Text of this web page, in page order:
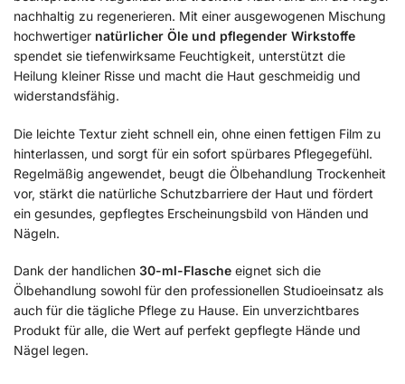
nachhaltig zu regenerieren. Mit einer ausgewogenen Mischung
hochwertiger natürlicher Öle und pflegender Wirkstoffe
spendet sie tiefenwirksame Feuchtigkeit, unterstützt die
Heilung kleiner Risse und macht die Haut geschmeidig und
widerstandsfähig.
Die leichte Textur zieht schnell ein, ohne einen fettigen Film zu
hinterlassen, und sorgt für ein sofort spürbares Pflegegefühl.
Regelmäßig angewendet, beugt die Ölbehandlung Trockenheit
vor, stärkt die natürliche Schutzbarriere der Haut und fördert
ein gesundes, gepflegtes Erscheinungsbild von Händen und
Nägeln.
Dank der handlichen 30-ml-Flasche eignet sich die
Ölbehandlung sowohl für den professionellen Studioeinsatz als
auch für die tägliche Pflege zu Hause. Ein unverzichtbares
Produkt für alle, die Wert auf perfekt gepflegte Hände und
Nägel legen.